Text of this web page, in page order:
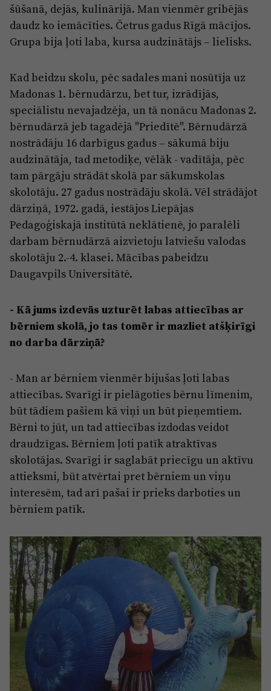
šūšanā, dejās, kulinārijā. Man vienmēr gribējās
daudz ko iemācīties. Četrus gadus Rīgā mācījos.
Grupa bija ļoti laba, kursa audzinātājs – lielisks.
Kad beidzu skolu, pēc sadales mani nosūtīja uz
Madonas 1. bērnudārzu, bet tur, izrādījās,
speciālistu nevajadzēja, un tā nonācu Madonas 2.
bērnudārzā jeb tagadējā "Priedītē". Bērnudārzā
nostrādāju 16 darbīgus gadus – sākumā biju
audzinātāja, tad metodiķe, vēlāk - vadītāja, pēc
tam pārgāju strādāt skolā par sākumskolas
skolotāju. 27 gadus nostrādāju skolā. Vēl strādājot
dārziņā, 1972. gadā, iestājos Liepājas
Pedagoģiskajā institūtā neklātienē, jo paralēli
darbam bērnudārzā aizvietoju latviešu valodas
skolotāju 2.-4. klasei. Mācības pabeidzu
Daugavpils Universitātē.
- Kā jums izdevās uzturēt labas attiecības ar
bērniem skolā, jo tas tomēr ir mazliet atšķirīgi
no darba dārziņā?
- Man ar bērniem vienmēr bijušas ļoti labas
attiecības. Svarīgi ir pielāgoties bērnu līmenim,
būt tādiem pašiem kā viņi un būt pieņemtiem.
Bērni to jūt, un tad attiecības izdodas veidot
draudzīgas. Bērniem ļoti patīk atraktīvas
skolotājas. Svarīgi ir saglabāt priecīgu un aktīvu
attieksmi, būt atvērtai pret bērniem un viņu
interesēm, tad arī pašai ir prieks darboties un
bērniem patīk.